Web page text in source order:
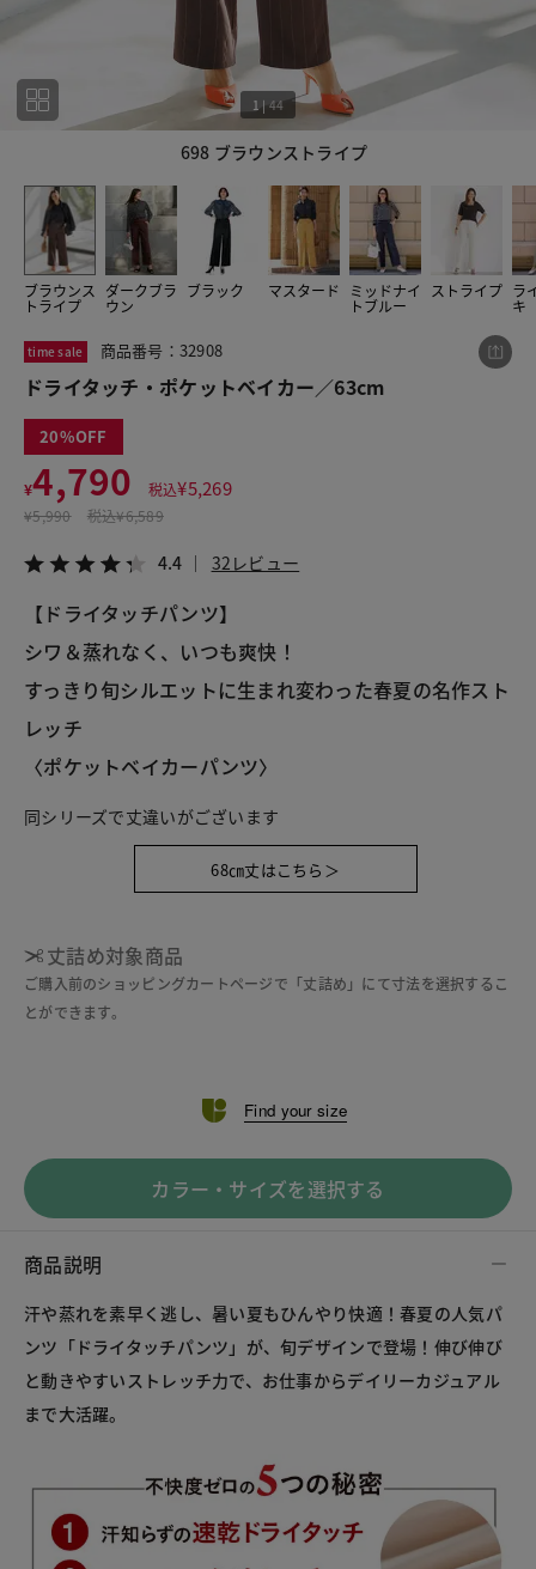
698 ブラウンストライプ
1 |44
ブラウンス
トライプ
ダークブラ
ウン
ブラック マスタード ミッドナイ
トブルー
ストライプ ラ
キ
time sale 商品番号：32908
ドライタッチ・ポケットベイカー／63cm
20
¥4,790 税込¥5,269
¥5,990 税込¥6,589
4.4 32レビュー
【ドライタッチパンツ】
シワ＆蒸れなく、いつも爽快！
すっきり旬シルエットに生まれ変わった春夏の名作スト
レッチ
〈ポケットベイカーパンツ〉
同シリーズで丈違いがございます
68㎝丈はこちら＞
丈詰め対象商品
ご購入前のショッピングカートページで「丈詰め」にて寸法を選択するこ
とができます。
Find your size
カラー・サイズを選択する
商品説明
汗や蒸れを素早く逃し、暑い夏もひんやり快適！春夏の人気パ
ンツ「ドライタッチパンツ」が、旬デザインで登場！伸び伸び
と動きやすいストレッチ力で、お仕事からデイリーカジュアル
まで大活躍。
この商品をシェアする
ドライタッチ・ポケットベイカー／63cm